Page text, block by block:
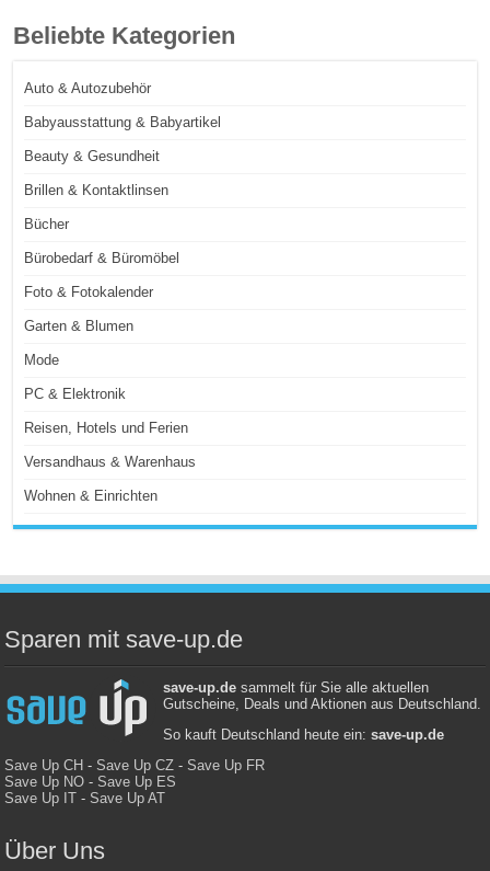
Beliebte Kategorien
Auto & Autozubehör
Babyausstattung & Babyartikel
Beauty & Gesundheit
Brillen & Kontaktlinsen
Bücher
Bürobedarf & Büromöbel
Foto & Fotokalender
Garten & Blumen
Mode
PC & Elektronik
Reisen, Hotels und Ferien
Versandhaus & Warenhaus
Wohnen & Einrichten
Sparen mit save-up.de
save-up.desammelt für Sie alle aktuellen
Gutscheine, Deals und Aktionen aus Deutschland.
So kauft Deutschland heute ein: save-up.de
Save Up CH -Save Up CZ -Save Up FR
Save Up NO -Save Up ES
Save Up IT -Save Up AT
Über Uns